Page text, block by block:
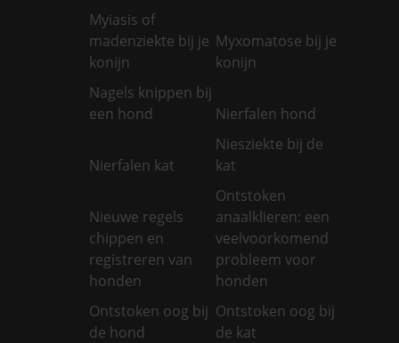
Myiasis of
madenziekte bij je
konijn
Myxomatose bij je
konijn
Nagels knippen bij
een hond
Nierfalen hond
Nierfalen kat
Niesziekte bij de
kat
Nieuwe regels
chippen en
registreren van
honden
Ontstoken
anaalklieren: een
veelvoorkomend
probleem voor
honden
Ontstoken oog bij
de hond
Ontstoken oog bij
de kat